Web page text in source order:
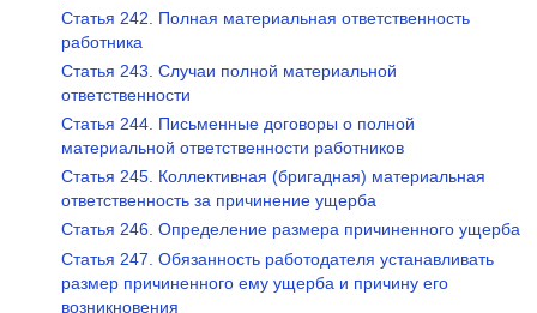
Статья 242. Полная материальная ответственность
работника
Статья 243. Случаи полной материальной
ответственности
Статья 244. Письменные договоры о полной
материальной ответственности работников
Статья 245. Коллективная (бригадная) материальная
ответственность за причинение ущерба
Статья 246. Определение размера причиненного ущерба
Статья 247. Обязанность работодателя устанавливать
размер причиненного ему ущерба и причину его
возникновения